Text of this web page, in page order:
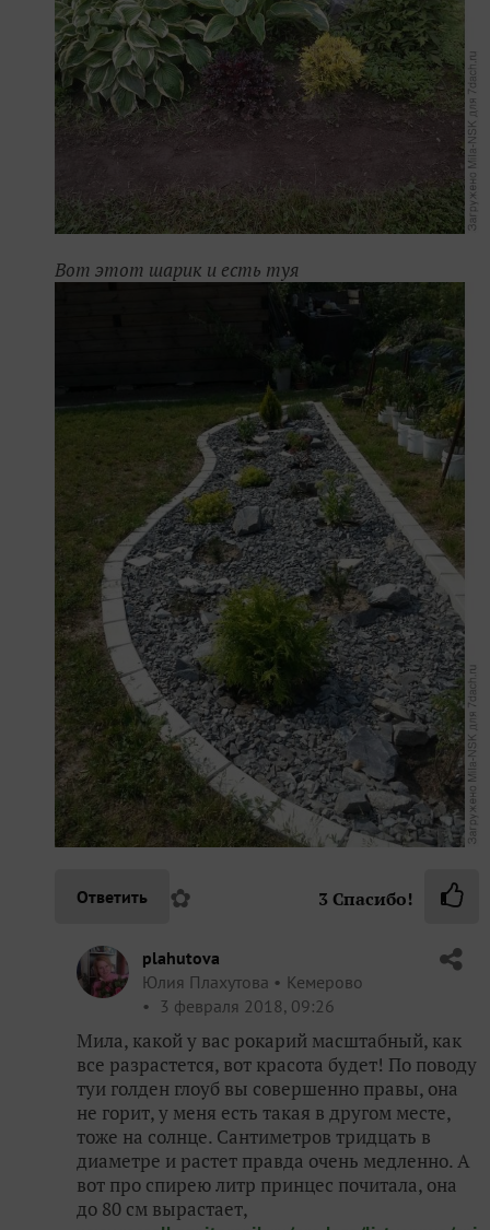
Вот этот шарик и есть туя
Ответить ✿ 3 Спасибо!
plahutova
Юлия Плахутова
Кемерово
3 февраля 2018, 09:26
Мила, какой у вас рокарий масштабный, как
все разрастется, вот красота будет! По поводу
туи голден глоуб вы совершенно правы, она
не горит, у меня есть такая в другом месте,
тоже на солнце. Сантиметров тридцать в
диаметре и растет правда очень медленно. А
вот про спирею литр принцес почитала, она
до 80 см вырастает,